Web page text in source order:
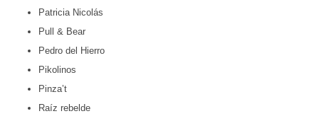
Patricia Nicolás
Pull & Bear
Pedro del Hierro
Pikolinos
Pinza’t
Raíz rebelde